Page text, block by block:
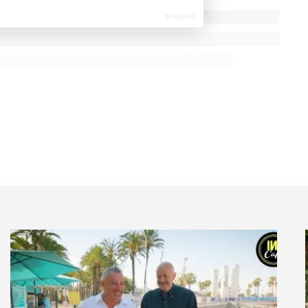
en ce moment autour des fake news. Cela me
être déformée pour faire passer des messages
sociaux, tout s’amplifie : on peut faire